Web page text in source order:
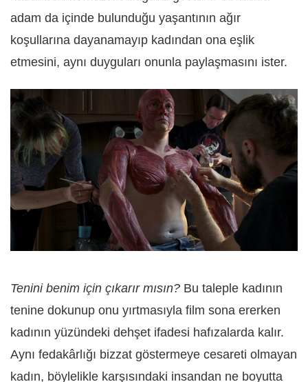
adam da içinde bulunduğu yaşantının ağır
koşullarına dayanamayıp kadından ona eşlik
etmesini, aynı duyguları onunla paylaşmasını ister.
Tenini benim için çıkarır mısın? Bu taleple kadının
tenine dokunup onu yırtmasıyla film sona ererken
kadının yüzündeki dehşet ifadesi hafızalarda kalır.
Aynı fedakârlığı bizzat göstermeye cesareti olmayan
kadın, böylelikle karşısındaki insandan ne boyutta